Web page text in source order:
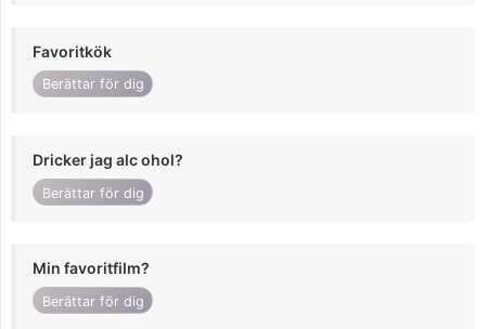
Favoritkök
Berättar för dig
Dricker jag alc ohol?
Berättar för dig
Min favoritfilm?
Berättar för dig